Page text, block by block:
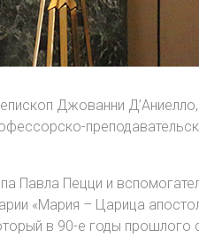
Джованни
Павла Пецци и
«Мария – Царица
в 90-е годы прошлого